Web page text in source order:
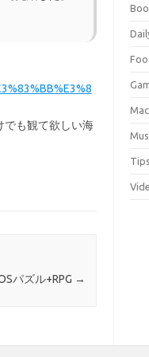
でも観て欲しい海
パズル+RPG →
Mac
Tips